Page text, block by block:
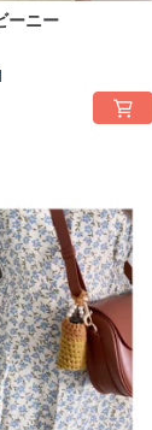
ーニー